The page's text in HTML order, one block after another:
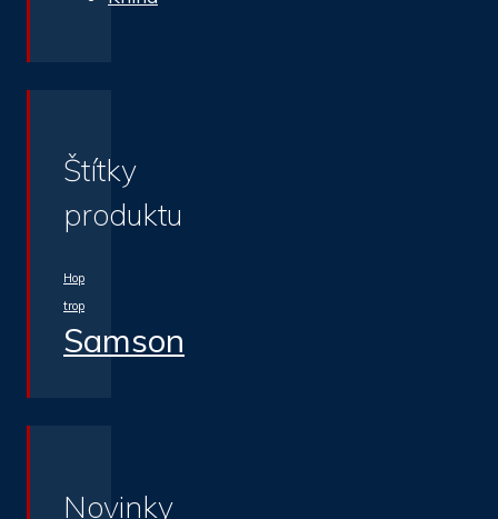
Štítky
produktu
Hop
trop
Samson
Novinky